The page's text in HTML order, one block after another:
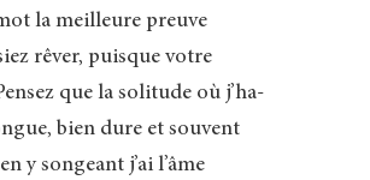
la meilleure preuve
rêver, puisque votre
que la solitude où j’ha-
bien dure et souvent
y songeant j’ai l’âme